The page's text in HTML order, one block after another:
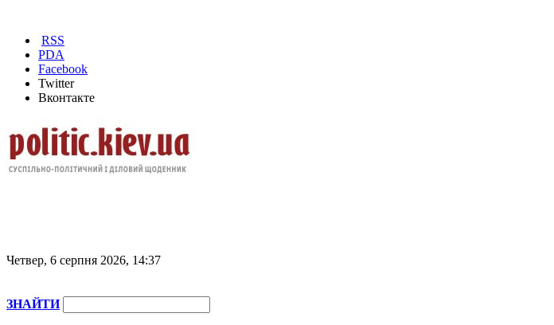
RSS
PDA
Facebook
Twitter
Вконтакте
Четвер, 6 серпня 2026, 14:37
ЗНАЙТИ